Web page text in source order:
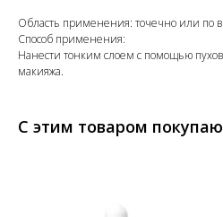
Область применения: точечно или по
Способ применения:
Нанести тонким слоем с помощью
макияжа.
С этим товаром